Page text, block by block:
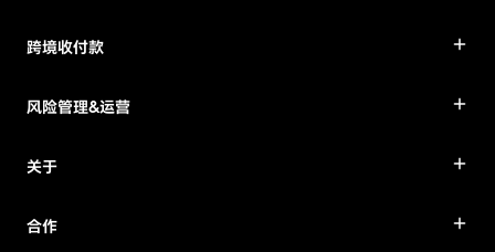
跨境收付款
风险管理&运营
关于
合作